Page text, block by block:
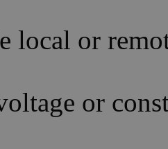
local or
or